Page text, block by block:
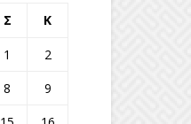
Σ Κ
1
2
8
9